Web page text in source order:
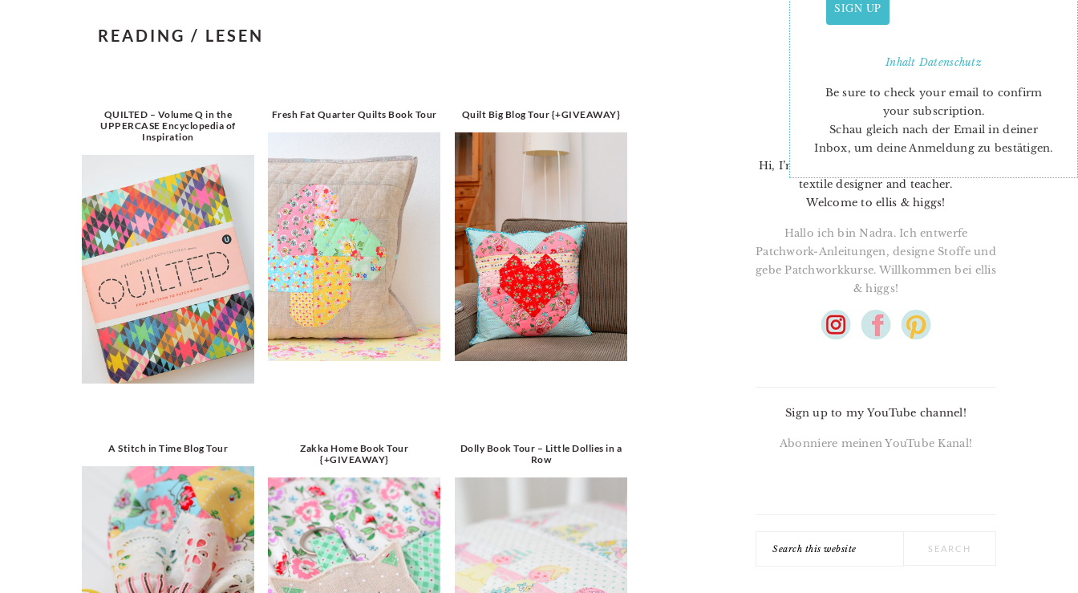
READING / LESEN
QUILTED – Volume Q in the
UPPERCASE Encyclopedia of
Inspiration
Fresh Fat Quarter Quilts Book Tour Quilt Big Blog Tour {+GIVEAWAY}
A Stitch in Time Blog Tour
Zakka Home Book Tour
{+GIVEAWAY}
Dolly Book Tour – Little Dollies in a
Row
PRIMARY
SIDEBAR
Hi, I’m Nadra. I’m a quilt pattern designer,
textile designer and teacher.
Welcome to ellis & higgs!
Hallo ich bin Nadra. Ich entwerfe
Patchwork-Anleitungen, designe Stoffe und
gebe Patchworkkurse. Willkommen bei ellis
& higgs!
Sign up to my YouTube channel!
Abonniere meinen YouTube Kanal!
SIGN UP
InhaltDatenschutz
Be sure to check your email to confirm
your subscription.
Schau gleich nach der Email in deiner
Inbox, um deine Anmeldung zu bestätigen.